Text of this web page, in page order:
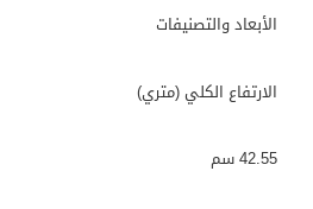
الأبعاد والتصنيفات
الارتفاع الكلي (متري)
42.55 سم